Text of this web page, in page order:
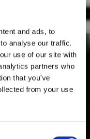
and ads, to
analyse our traffic.
use of our site with
partners who
that you’ve
from your use
paraugi